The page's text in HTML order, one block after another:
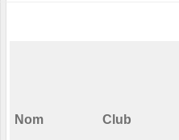
Nom Club